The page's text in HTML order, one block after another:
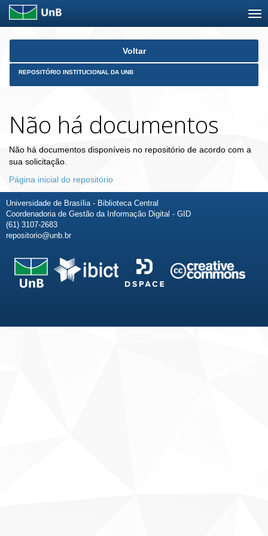
Skip
Voltar
REPOSITÓRIO INSTITUCIONAL DA UNB
Não há documentos
Não há documentos disponíveis no repositório de acordo com a
sua solicitação.
Página inicial do repositório
Universidade de Brasília - Biblioteca Central
Coordenadoria de Gestão da Informação Digital - GID
(61) 3107-2683
repositorio@unb.br